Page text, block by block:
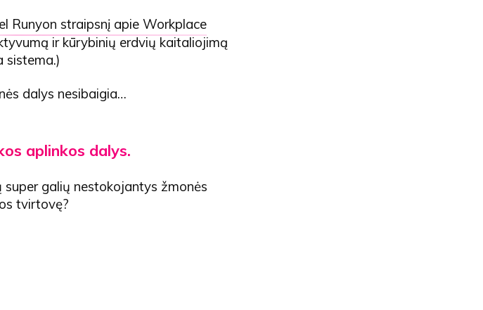
Runyon straipsnį apie Workplace
ir kūrybinių erdvių kaitaliojimą
sistema.)
dalys nesibaigia…
aplinkos dalys.
galių nestokojantys žmonės
tvirtovę?